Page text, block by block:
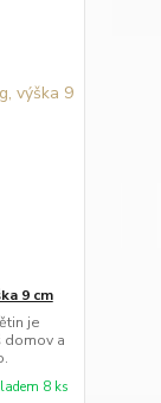
9 cm
je
domov a
8 ks